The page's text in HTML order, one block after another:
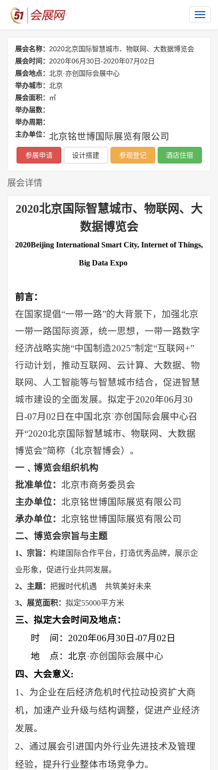
切
展会名称： 2020北京国际智慧城市、物联网、大数据博览会
展会时间： 2020年06月30日-2020年07月02日
展会地点： 北京·亦创国际会展中心
举办城市： 北京
展会面积： ㎡
举办届数：
举办周期：
主办单位： 北京铭世博国际展览有限公司
参展申请 设计搭建 参观登记 酒店住宿
展会详情
2020北京国际智慧城市、物联网、大
数据博览会
2020Beijing International Smart City, Internet of Things,
Big Data Expo
前言：
在国家提倡“一带一路”的大背景下， 加强北京
一带一路国际资源，统一思想，一带一路数字
经济战略实施“中国制造2025”制定“互联网+”
行动计划，推动互联网、云计算、大数据、物
联网、人工智能等与智慧城市结合，促进智慧
城市建设的全面发展。 拟定于2020年06月 30
日 -07月02日 在中国北京˙亦创国际会展中心召
开“2020北京国际智慧城市、物联网、大数据
博览会”简称（北京智博会） 。
一﹑博览会组织机构
批准单位： 北京市商务委员会
主办单位： 北京铭世博国际展览有限公司
承办单位： 北京铭世博国际展览有限公司
二、博览会宗旨与主题
1、宗旨： 构建国际合作平台，打造优秀品牌，展示企
业形象，促进行业共同发展。
2、主题： 把握时代机遇 共筑美好未来
3、展览面积： 拟定55000平方米
三、拟定大会时间及地点：
时
间： 2020年06月 30 日 -07月02日
地
点： 北京·亦创国际会展中心
四、大会意义:
1、为企业在后经济危机时代拉动投资扩大商
机，加速产业升级与结构调整，促进产业经济
发展。
2、通过展会引进国内外行业先进技术及管理
经验，提升行业整体市场竞争力。